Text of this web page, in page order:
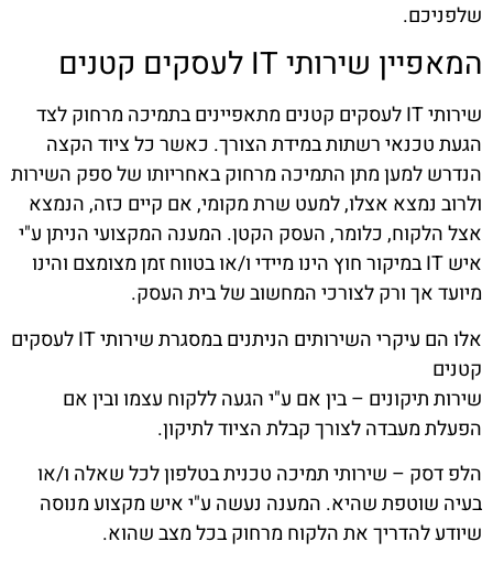
שלפניכם.
המאפיין שירותי IT לעסקים קטנים
שירותי IT לעסקים קטנים מתאפיינים בתמיכה מרחוק לצד
הגעת טכנאי רשתות במידת הצורך. כאשר כל ציוד הקצה
הנדרש למען מתן התמיכה מרחוק באחריותו של ספק השירות
ולרוב נמצא אצלו, למעט שרת מקומי, אם קיים כזה, הנמצא
אצל הלקוח, כלומר, העסק הקטן. המענה המקצועי הניתן ע"י
איש IT במיקור חוץ הינו מיידי ו/או בטווח זמן מצומצם והינו
מיועד אך ורק לצורכי המחשוב של בית העסק.
אלו הם עיקרי השירותים הניתנים במסגרת שירותי IT לעסקים
קטנים
שירות תיקונים – בין אם ע"י הגעה ללקוח עצמו ובין אם
הפעלת מעבדה לצורך קבלת הציוד לתיקון.
הלפ דסק – שירותי תמיכה טכנית בטלפון לכל שאלה ו/או
בעיה שוטפת שהיא. המענה נעשה ע"י איש מקצוע מנוסה
שיודע להדריך את הלקוח מרחוק בכל מצב שהוא.